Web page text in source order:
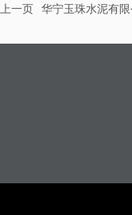
上一页 华宁玉珠水泥有